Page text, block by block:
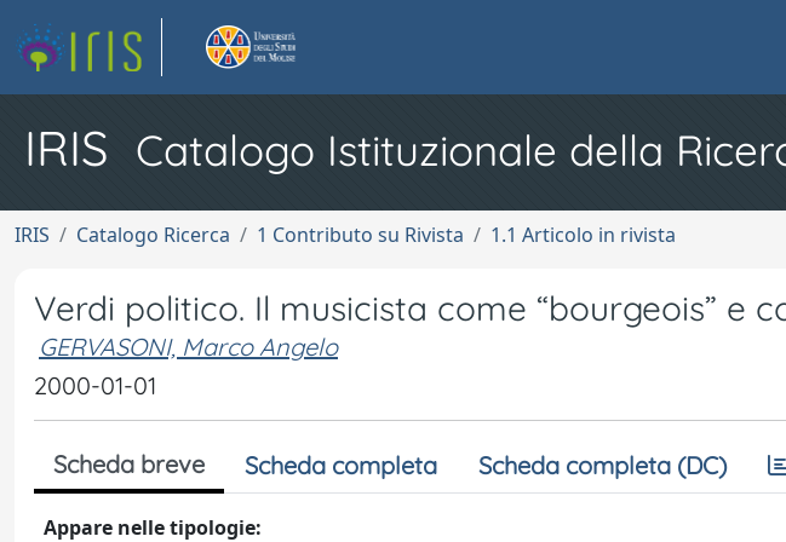
IRIS Catalogo Istituzionale della
IRIS Catalogo Ricerca 1 Contributo su Rivista 1.1 Articolo in rivista
Verdi politico. Il musicista come “bourgeois” e
GERVASONI, Marco Angelo
2000-01-01
Scheda breve Scheda completa Scheda completa (DC)
Appare nelle tipologie: